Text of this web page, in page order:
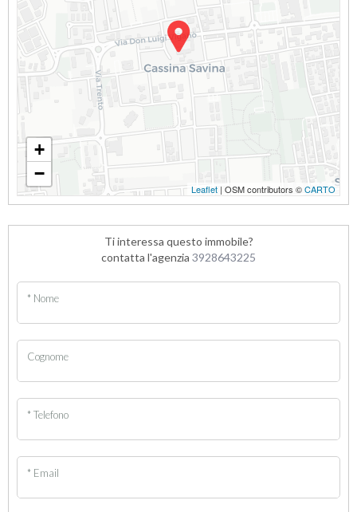
+
−
Leaflet | OSM contributors ©CARTO
Ti interessa questo immobile?
contatta l'agenzia 3928643225
* Nome
Cognome
* Telefono
* Email